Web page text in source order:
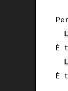
È
È